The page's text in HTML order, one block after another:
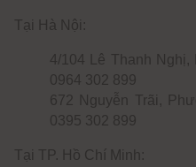
Tại Hà Nội:
4/104 Lê Thanh
0964 302 899
672 Nguyễn Trãi,
0395 302 899
Tại TP. Hồ Chí Minh: